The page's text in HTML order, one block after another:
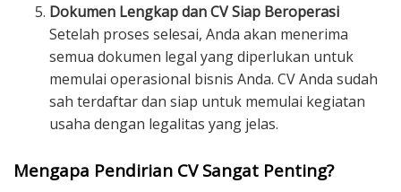
Dokumen Lengkap dan CV Siap Beroperasi
Setelah proses selesai, Anda akan menerima
semua dokumen legal yang diperlukan untuk
memulai operasional bisnis Anda. CV Anda sudah
sah terdaftar dan siap untuk memulai kegiatan
usaha dengan legalitas yang jelas.
Mengapa Pendirian CV Sangat Penting?